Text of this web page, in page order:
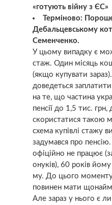
«готують війну з ЄС»
Терміново:
Дебальцевському
Семенченко.
У цьому випадку є
стаж. Один місяць
(якщо купувати
доведеться
на те, що частина
пенсії до 1,5 тис. грн,
скористатися такою
схема купівлі стажу
задумався про
офіційно не працює
онуків), 60 років
му. До цього моменту
повинен мати
Але зараз у нього є